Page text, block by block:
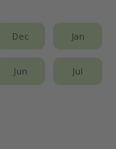
Dec Jan
Jun Jul